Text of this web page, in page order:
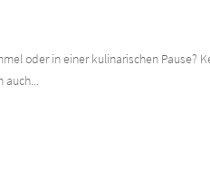
oder in einer kulinarischen Pause?
auch...